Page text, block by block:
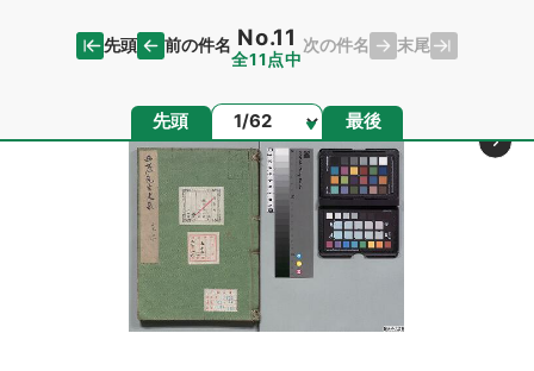
先頭 前の件名 No.11
全11点中
次の件名 末尾
先頭 ページ 最後